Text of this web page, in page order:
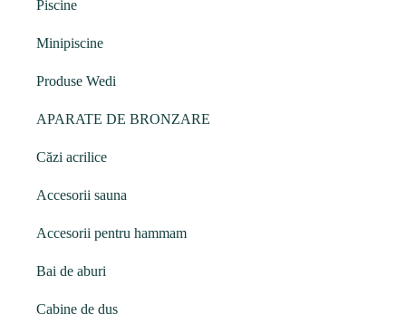
Piscine
Minipiscine
Produse Wedi
APARATE DE BRONZARE
Căzi acrilice
Accesorii sauna
Accesorii pentru hammam
Bai de aburi
Cabine de dus